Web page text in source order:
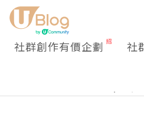
社群創作有價企劃 社